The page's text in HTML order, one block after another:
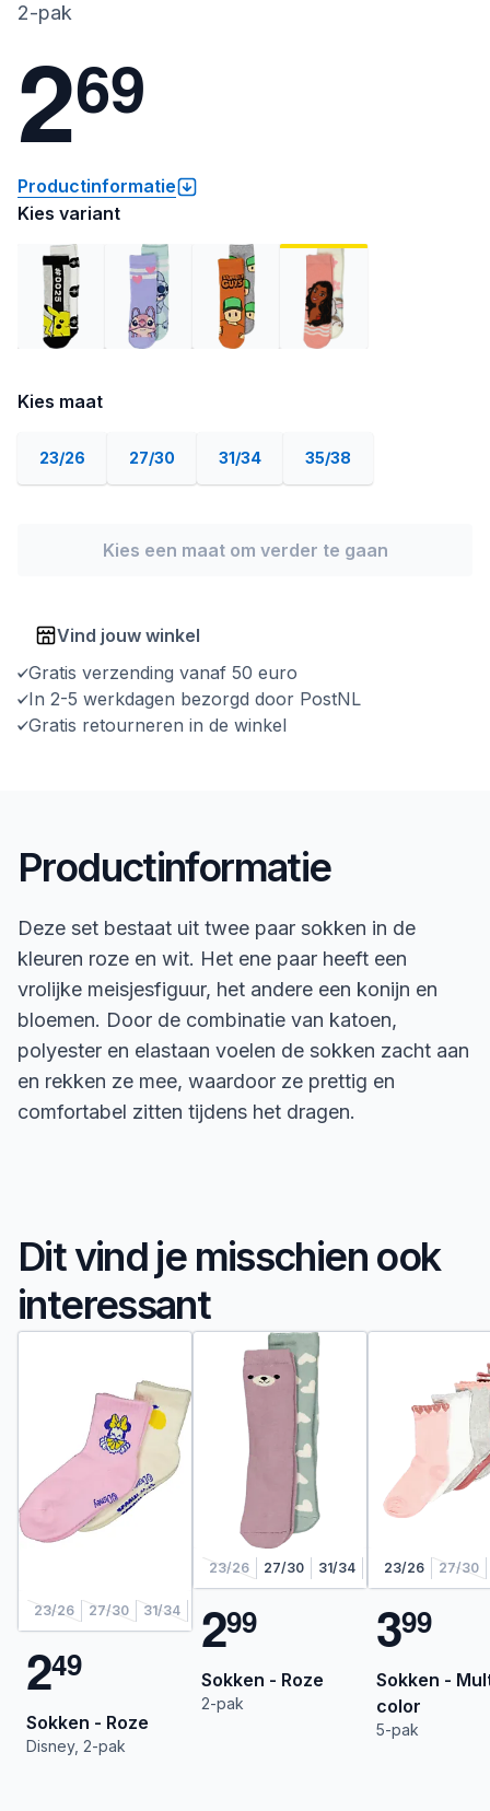
2-pak
269
Productinformatie
Kies variant
Kies maat
23/26 27/30 31/34 35/38
Kies een maat om verder te gaan
Vind jouw winkel
Gratis verzending vanaf 50 euro
In 2-5 werkdagen bezorgd door PostNL
Gratis retourneren in de winkel
Productinformatie
Deze set bestaat uit twee paar sokken in de
kleuren roze en wit. Het ene paar heeft een
vrolijke meisjesfiguur, het andere een konijn en
bloemen. Door de combinatie van katoen,
polyester en elastaan voelen de sokken zacht aan
en rekken ze mee, waardoor ze prettig en
comfortabel zitten tijdens het dragen.
Dit vind je misschien ook
interessant
23/26 27/30 31/34 35/38
249
Sokken - Roze
Disney, 2-pak
23/26 27/30 31/34 35/38
299
Sokken - Roze
2-pak
23/26 27/30
399
Sokken -
color
5-pak